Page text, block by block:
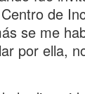
de
se me
por ella,